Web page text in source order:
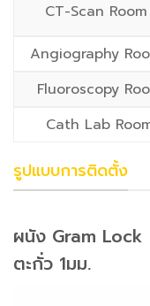
CT-Scan Room
Angiography
Fluoroscopy
Cath Lab
รูปแบบการติดตั้ง
ผนัง Gram Lock
ตะกั่ว 1มม.